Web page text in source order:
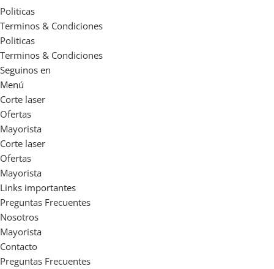
Politicas
Terminos & Condiciones
Politicas
Terminos & Condiciones
Seguinos en
Menú
Corte laser
Ofertas
Mayorista
Corte laser
Ofertas
Mayorista
Links importantes
Preguntas Frecuentes
Nosotros
Mayorista
Contacto
Preguntas Frecuentes